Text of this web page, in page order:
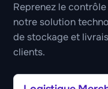
Reprenez le
notre solution
de stockage et
clients.